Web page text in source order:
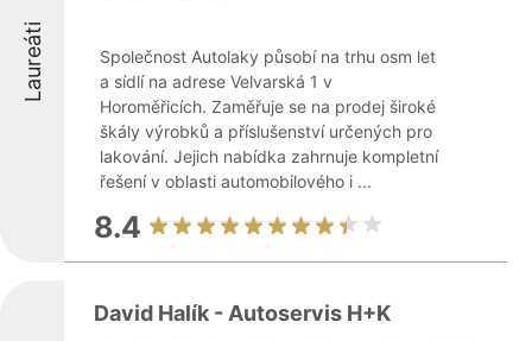
Laureáti
Společnost Autolaky působí na trhu osm let
a sídlí na adrese Velvarská 1 v
Horoměřicích. Zaměřuje se na prodej široké
škály výrobků a příslušenství určených pro
lakování. Jejich nabídka zahrnuje kompletní
řešení v oblasti automobilového i ...
8.4
David Halík - Autoservis H+K